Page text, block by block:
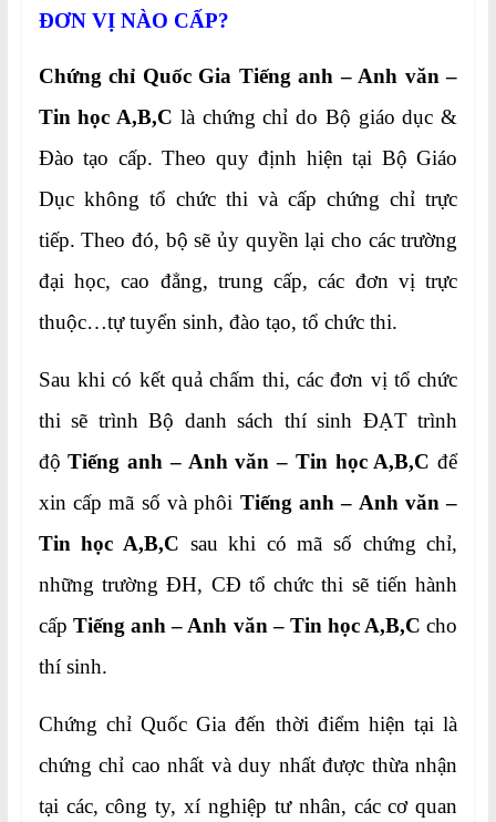
ĐƠN VỊ NÀO CẤP?
Chứng chỉ Quốc Gia Tiếng anh – Anh văn –
Tin học A,B,C là chứng chỉ do Bộ giáo dục &
Đào tạo cấp. Theo quy định hiện tại Bộ Giáo
Dục không tổ chức thi và cấp chứng chỉ trực
tiếp. Theo đó, bộ sẽ ủy quyền lại cho các trường
đại học, cao đẳng, trung cấp, các đơn vị trực
thuộc…tự tuyển sinh, đào tạo, tổ chức thi.
Sau khi có kết quả chấm thi, các đơn vị tổ chức
thi sẽ trình Bộ danh sách thí sinh ĐẠT trình
độ Tiếng anh – Anh văn – Tin học A,B,Cđể
xin cấp mã số và phôi Tiếng anh – Anh văn –
Tin học A,B,C sau khi có mã số chứng chỉ,
những trường ĐH, CĐ tổ chức thi sẽ tiến hành
cấp Tiếng anh –Anh văn – Tin học A,B,C cho
thí sinh.
Chứng chỉ Quốc Gia đến thời điểm hiện tại là
chứng chỉ cao nhất và duy nhất được thừa nhận
tại các, công ty, xí nghiệp tư nhân, các cơ quan